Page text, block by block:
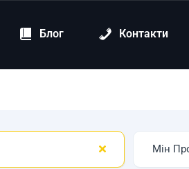
Блог Контакти